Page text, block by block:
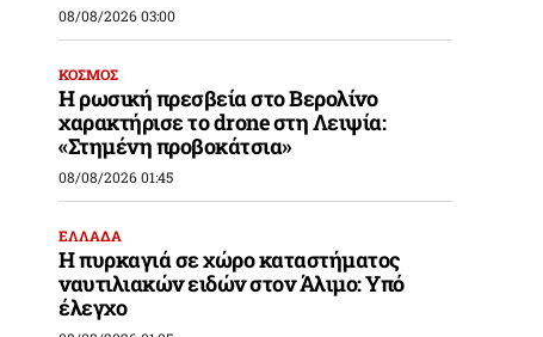
08/08/2026 03:00
ΚΟΣΜΟΣ
Η ρωσική πρεσβεία στο Βερολίνο
χαρακτήρισε το drone στη Λειψία:
«Στημένη προβοκάτσια»
08/08/2026 01:45
ΕΛΛΑΔΑ
Η πυρκαγιά σε χώρο καταστήματος
ναυτιλιακών ειδών στον Άλιμο: Υπό
έλεγχο